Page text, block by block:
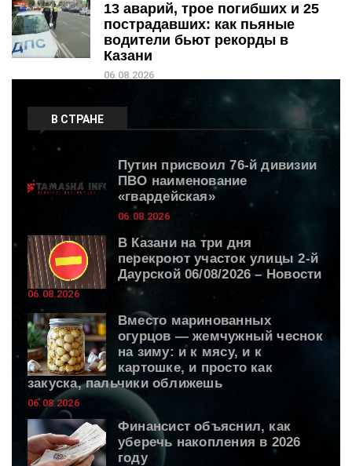
13 аварий, трое погибших и 25
пострадавших: как пьяные
водители бьют рекорды в
Казани
06.08.2026
В СТРАНЕ
Путин присвоил 76-й дивизии
ПВО наименование
«гвардейская»
06.08.2026
В Казани на три дня
перекроют участок улицы 2-й
Даурской 06/08/2026 – Новости
06.08.2026
Вместо маринованных
огурцов — жемчужный чеснок
на зиму: и к мясу, и к
картошке, и просто как
закуска, пальчики оближешь
06.08.2026
Финансист объяснил, как
уберечь накопления в 2026
году